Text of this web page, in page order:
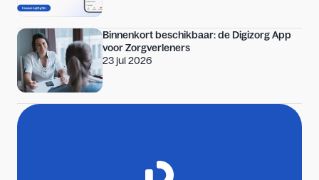
Binnenkort beschikbaar: de Digizorg App
voor Zorgverleners
23 jul 2026